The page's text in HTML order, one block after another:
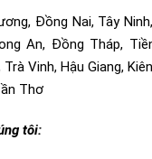
Đồng Nai, Tây
An, Đồng Tháp,
Vinh, Hậu Giang,
Thơ
tôi: